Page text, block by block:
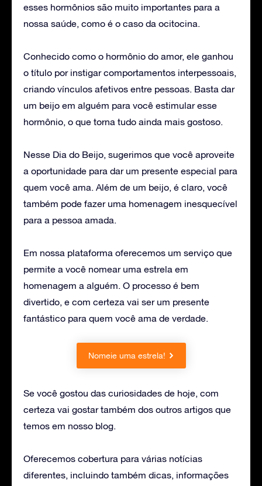
esses hormônios são muito importantes para a
nossa saúde, como é o caso da ocitocina.
Conhecido como o hormônio do amor, ele ganhou
o título por instigar comportamentos interpessoais,
criando vínculos afetivos entre pessoas. Basta dar
um beijo em alguém para você estimular esse
hormônio, o que torna tudo ainda mais gostoso.
Nesse Dia do Beijo, sugerimos que você aproveite
a oportunidade para dar um presente especial para
quem você ama. Além de um beijo, é claro, você
também pode fazer uma homenagem inesquecível
para a pessoa amada.
Em nossa plataforma oferecemos um serviço que
permite a você nomear uma estrela em
homenagem a alguém. O processo é bem
divertido, e com certeza vai ser um presente
fantástico para quem você ama de verdade.
Nomeie uma estrela!
Se você gostou das curiosidades de hoje, com
certeza vai gostar também dos outros artigos que
temos em nosso blog.
Oferecemos cobertura para várias notícias
diferentes, incluindo também dicas, informações